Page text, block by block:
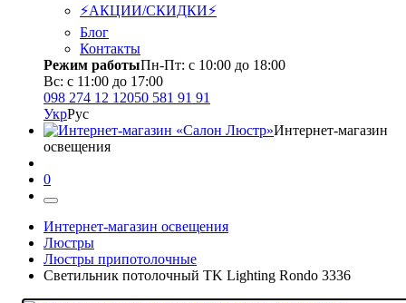
⚡АКЦИИ/СКИДКИ⚡
Блог
Контакты
Режим работыПн-Пт: с 10:00 до 18:00
Вс: с 11:00 до 17:00
098 274 12 12050 581 91 91
УкрРус
Интернет-магазин
освещения
0
Интернет-магазин освещения
Люстры
Люстры припотолочные
Светильник потолочный TK Lighting Rondo 3336